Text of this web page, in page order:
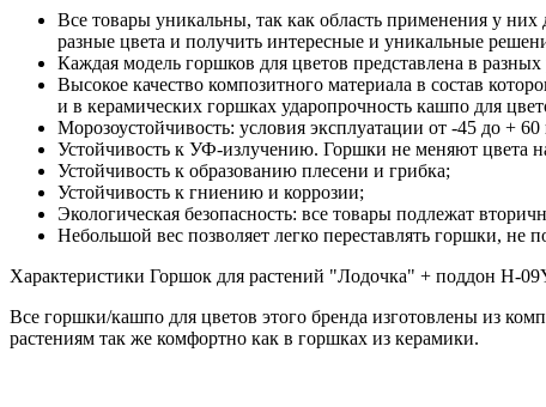
Все товары уникальны, так как область применения у
разные цвета и получить интересные и уникальные
Каждая модель горшков для цветов представлена в
Высокое качество композитного материала в состав
и в керамических горшках ударопрочность кашпо для
Морозоустойчивость: условия эксплуатации от -45 до +
Устойчивость к УФ-излучению. Горшки не меняют цвета
Устойчивость к образованию плесени и грибка;
Устойчивость к гниению и коррозии;
Экологическая безопасность: все товары подлежат
Небольшой вес позволяет легко переставлять горшки, не
Характеристики Горшок для растений "Лодочка" + поддон H-
Все горшки/кашпо для цветов этого бренда изготовлены из
растениям так же комфортно как в горшках из керамики.